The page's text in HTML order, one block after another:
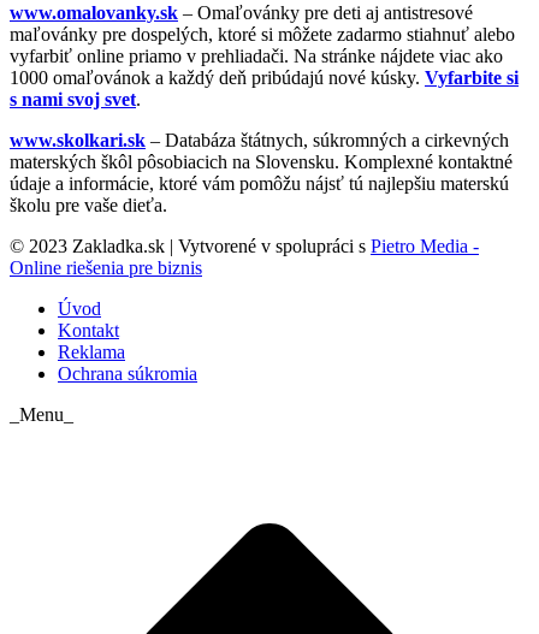
www.omalovanky.sk – Omaľovánky pre deti aj antistresové
maľovánky pre dospelých, ktoré si môžete zadarmo stiahnuť alebo
vyfarbiť online priamo v prehliadači. Na stránke nájdete viac ako
1000 omaľovánok a každý deň pribúdajú nové kúsky. Vyfarbite si
s nami svoj svet.
www.skolkari.sk – Databáza štátnych, súkromných a cirkevných
materských škôl pôsobiacich na Slovensku. Komplexné kontaktné
údaje a informácie, ktoré vám pomôžu nájsť tú najlepšiu materskú
školu pre vaše dieťa.
© 2023 Zakladka.sk | Vytvorené v spolupráci s Pietro Media -
Online riešenia pre biznis
Úvod
Kontakt
Reklama
Ochrana súkromia
_Menu_